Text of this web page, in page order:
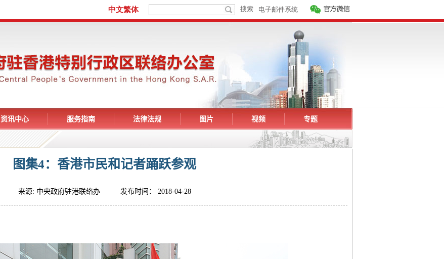
资讯中心 服务指南 法律法规 图片 视频 专题
图集4：香港市民和记者踊跃参观
来源: 中央政府驻港联络办 发布时间： 2018-04-28